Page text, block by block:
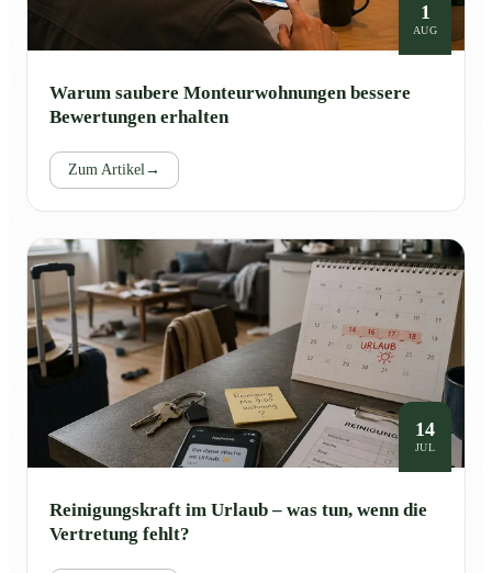
1
AUG
Warum saubere Monteurwohnungen bessere
Bewertungen erhalten
Zum Artikel →
14
JUL
Reinigungskraft im Urlaub – was tun, wenn die
Vertretung fehlt?